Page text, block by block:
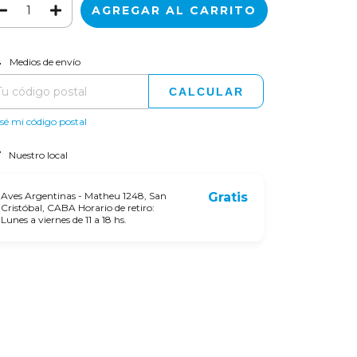
para el CP:
Medios de envío
CALCULAR
mi código postal
Nuestro local
Aves Argentinas - Matheu 1248, San
Cristóbal, CABA Horario de retiro:
Lunes a viernes de 11 a 18 hs.
Gratis